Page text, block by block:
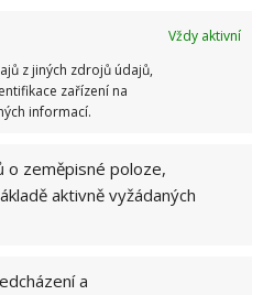
Vždy aktivní
z jiných zdrojů údajů,
zařízení na
informací.
o zeměpisné poloze,
aktivně vyžádaných
a